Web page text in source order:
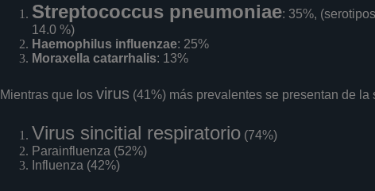
Streptococcus pneumoniae: 35%,
14.0 %)
Haemophilus influenzae: 25%
Moraxella catarrhalis: 13%
Mientras que los virus (41%) más prevalentes se presentan de la
Virus sincitial respiratorio (74%)
Parainfluenza (52%)
Influenza (42%)